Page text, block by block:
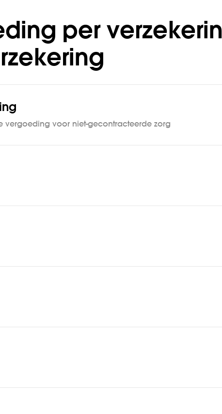
per
vergoeding voor niet-gecontracteerde zorg